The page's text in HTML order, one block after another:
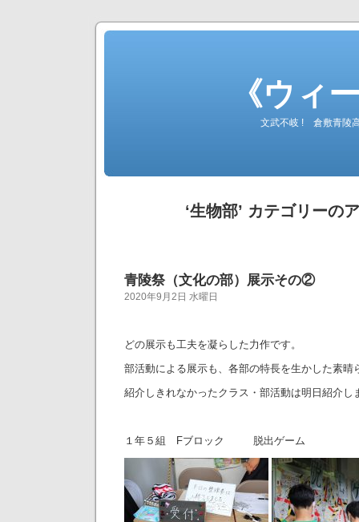
《ウィ
文武不岐 ! 倉敷青陵
‘生物部’ カテゴリーの
青陵祭（文化の部）展示その②
2020年9月2日 水曜日
どの展示も工夫を凝らした力作です。
部活動による展示も、各部の特長を生かした素晴
紹介しきれなかったクラス・部活動は明日紹介し
１年５組 Fブロック 脱出ゲーム